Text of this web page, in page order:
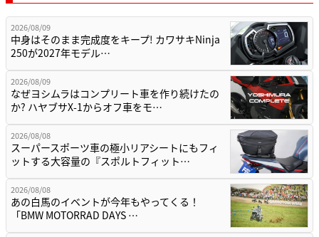
2026/08/09
中身はそのまま完成度をキープ! カワサキNinja
250が2027年モデル…
2026/08/09
なぜヨシムラはコンプリート車を作り続けたの
か? ハヤブサX-1からオフ車をモ…
2026/08/08
スーパースポーツ車の極小リアシートにもフィ
ットする大容量の『スポルトフィット…
2026/08/08
あの白馬のイベントが今年もやってくる！
「BMW MOTORRAD DAYS …